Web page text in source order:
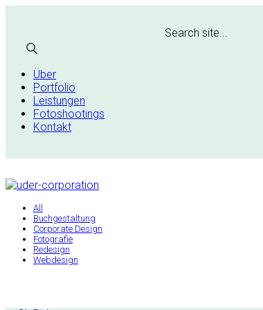
Search site...
Über
Portfolio
Leistungen
Fotoshootings
Kontakt
All
Buchgestaltung
Corporate Design
Fotografie
Redesign
Webdesign